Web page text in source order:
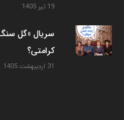
19 تیر 1405
سریال «گل
کرامتی؟
31 اردیبهشت 1405